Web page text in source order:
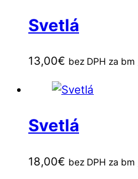
Svetlá
13,00€ bez DPH za bm
Svetlá
18,00€ bez DPH za bm